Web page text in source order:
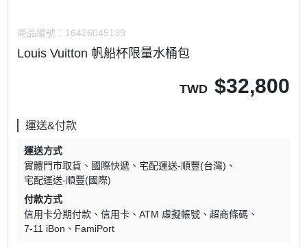
商品編號： 16426045139
Louis Vuitton 帆船杯限量水桶包
TWD $32,800
運送&付款
運送方式
實體門市取貨
國際快遞
宅配運送-順豐(台灣)
宅配運送-順豐(國際)
付款方式
信用卡分期付款
信用卡 ATM 虛擬帳號
超商條碼
7-11 iBon
FamiPort